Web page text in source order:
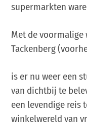
supermarkten
Met de voormalige
Tackenberg
is er nu weer een
van dichtbij te
een levendige reis
winkelwereld van